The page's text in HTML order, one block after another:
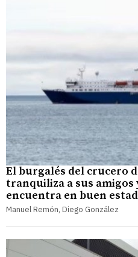
El burgalés del crucero
tranquiliza a sus amigos
encuentra en buen
Manuel Remón, Diego González